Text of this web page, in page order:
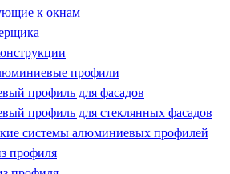
к окнам
профили
профиль для фасадов
профиль для стеклянных фасадов
системы алюминиевых профилей
профиля